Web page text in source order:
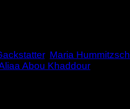
, Maria Hummitzsch
Abou Khaddour